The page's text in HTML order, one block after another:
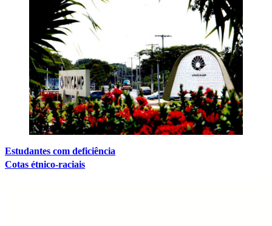
Estudantes com deficiência
Cotas étnico-raciais